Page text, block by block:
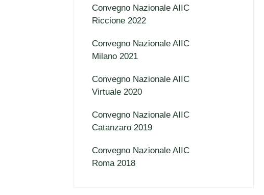
Convegno Nazionale AIIC
Riccione 2022
Convegno Nazionale AIIC
Milano 2021
Convegno Nazionale AIIC
Virtuale 2020
Convegno Nazionale AIIC
Catanzaro 2019
Convegno Nazionale AIIC
Roma 2018